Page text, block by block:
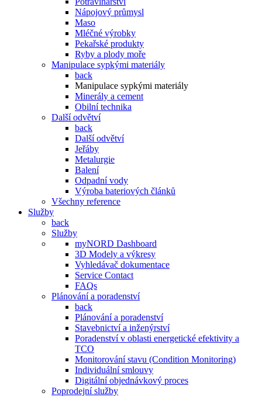
Nápojový průmysl
Maso
Mléčné výrobky
Pekařské produkty
Ryby a plody moře
Manipulace sypkými materiály
back
Manipulace sypkými materiály
Minerály a cement
Obilní technika
Další odvětví
back
Další odvětví
Jeřáby
Metalurgie
Balení
Odpadní vody
Výroba bateriových článků
Všechny reference
Služby
back
Služby
myNORD Dashboard
3D Modely a výkresy
Vyhledávač dokumentace
Service Contact
FAQs
Plánování a poradenství
back
Plánování a poradenství
Stavebnictví a inženýrství
Poradenství v oblasti energetické efektivity a
TCO
Monitorování stavu (Condition Monitoring)
Individuální smlouvy
Digitální objednávkový proces
Poprodejní služby